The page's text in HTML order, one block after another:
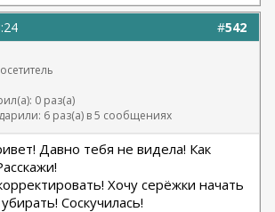
#542
0 раз(а)
6 раз(а) в 5 сообщениях
Давно тебя не видела! Как
Хочу серёжки начать
Соскучилась!